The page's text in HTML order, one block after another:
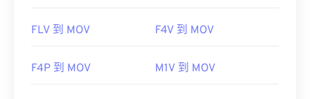
FLV 到 MOV F4V 到 MOV
F4P 到 MOV M1V 到 MOV